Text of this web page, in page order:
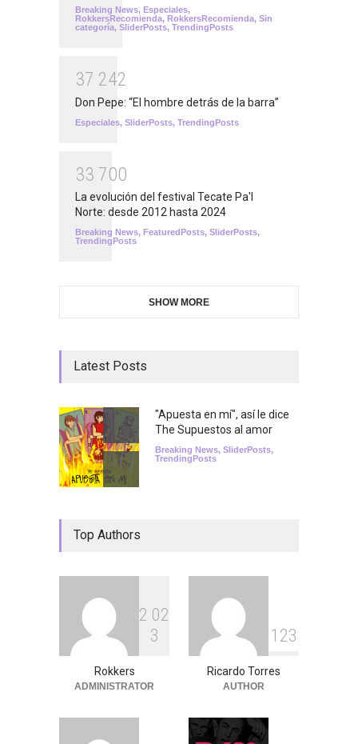
Breaking News, Especiales,
RokkersRecomienda, RokkersRecomienda, Sin
categoría, SliderPosts, TrendingPosts
37 242
Don Pepe: “El hombre detrás de la barra”
Especiales, SliderPosts, TrendingPosts
33 700
La evolución del festival Tecate Pa'l
Norte: desde 2012 hasta 2024
Breaking News, FeaturedPosts, SliderPosts,
TrendingPosts
SHOW MORE
Latest Posts
"Apuesta en mí", así le dice
The Supuestos al amor
Breaking News, SliderPosts,
TrendingPosts
Top Authors
2 02
3
Rokkers
ADMINISTRATOR
1 23
Ricardo Torres
AUTHOR